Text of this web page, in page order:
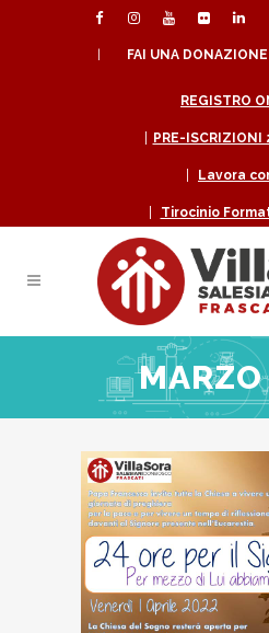
FAI UNA DONAZIONE
REGISTRO
PRE-
Lavora
Tirocinio